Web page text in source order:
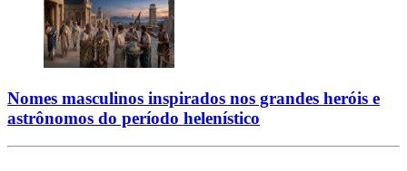
Nomes masculinos inspirados nos grandes heróis e
astrônomos do período helenístico